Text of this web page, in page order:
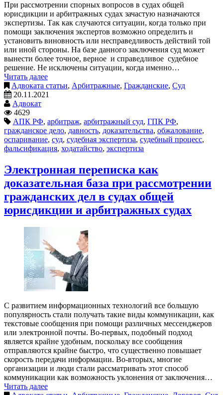
При рассмотрении спорных вопросов в судах общей
юрисдикции и арбитражных судах зачастую назначаются
экспертизы. Так как случаются ситуации, когда только при
помощи заключения экспертов возможно определить и
установить виновность или несправедливость действий той
или иной стороны. На базе данного заключения суд может
вынести более точное, верное и справедливое судебное
решение. Не исключены ситуации, когда именно…
Читать далее
Адвоката статьи, Арбитражные, Гражданские, Суд
20.11.2021
Адвокат
4629
АПК РФ, арбитраж, арбитражный суд, ГПК РФ,
гражданское дело, давность, доказательства, обжалование,
оспаривание, суд, судебная экспертиза, судебный процесс,
фальсификация, ходатайство, экспертиза
Электронная переписка как
доказательная база при рассмотрении
гражданских дел в судах общей
юрисдикции и арбитражных судах
С развитием информационных технологий все большую
популярность стали получать такие виды коммуникации, как
текстовые сообщения при помощи различных мессенджеров
или электронной почты. Во-первых, подобный подход
является крайне удобным, поскольку все сообщения
отправляются крайне быстро, что существенно повышает
скорость передачи информации. Во-вторых, многие
организации и люди стали рассматривать этот способ
коммуникации как возможность уклонения от заключения…
Читать далее